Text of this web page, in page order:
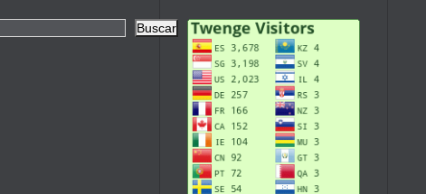
Buscar